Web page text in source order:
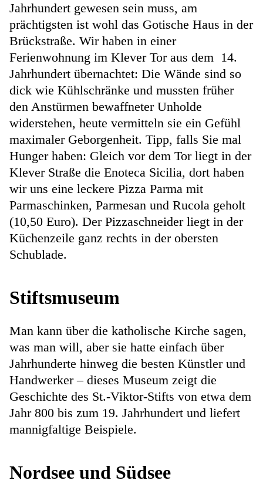
Jahrhundert gewesen sein muss, am
prächtigsten ist wohl das Gotische Haus in der
Brückstraße. Wir haben in einer
Ferienwohnung im Klever Tor aus dem 14.
Jahrhundert übernachtet: Die Wände sind so
dick wie Kühlschränke und mussten früher
den Anstürmen bewaffneter Unholde
widerstehen, heute vermitteln sie ein Gefühl
maximaler Geborgenheit. Tipp, falls Sie mal
Hunger haben: Gleich vor dem Tor liegt in der
Klever Straße die Enoteca Sicilia, dort haben
wir uns eine leckere Pizza Parma mit
Parmaschinken, Parmesan und Rucola geholt
(10,50 Euro). Der Pizzaschneider liegt in der
Küchenzeile ganz rechts in der obersten
Schublade.
Stiftsmuseum
Man kann über die katholische Kirche sagen,
was man will, aber sie hatte einfach über
Jahrhunderte hinweg die besten Künstler und
Handwerker – dieses Museum zeigt die
Geschichte des St.-Viktor-Stifts von etwa dem
Jahr 800 bis zum 19. Jahrhundert und liefert
mannigfaltige Beispiele.
Nordsee und Südsee